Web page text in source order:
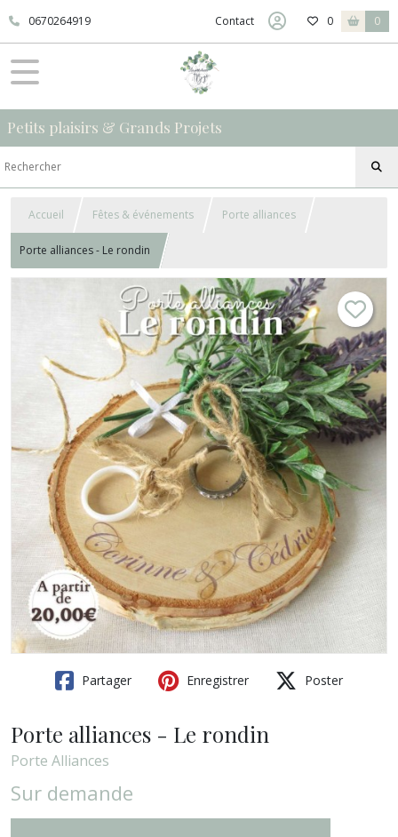
0670264919 Contact 0 0
Petits plaisirs & Grands Projets
Accueil Fêtes & événements Porte alliances
Porte alliances - Le rondin
Partager Enregistrer Poster
Porte alliances - Le rondin
Porte Alliances
Sur demande